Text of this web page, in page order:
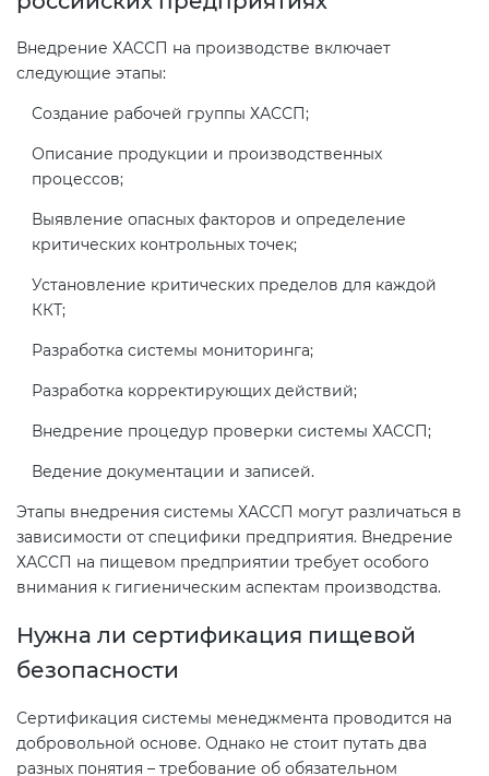
Внедрение ХАССП на производстве включает
следующие этапы:
Создание рабочей группы ХАССП;
Описание продукции и производственных
процессов;
Выявление опасных факторов и определение
критических контрольных точек;
Установление критических пределов для каждой
ККТ;
Разработка системы мониторинга;
Разработка корректирующих действий;
Внедрение процедур проверки системы ХАССП;
Ведение документации и записей.
Этапы внедрения системы ХАССП могут различаться в
зависимости от специфики предприятия. Внедрение
ХАССП на пищевом предприятии требует особого
внимания к гигиеническим аспектам производства.
Нужна ли сертификация пищевой
безопасности
Сертификация системы менеджмента проводится на
добровольной основе. Однако не стоит путать два
разных понятия – требование об обязательном